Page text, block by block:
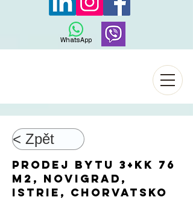
WhatsApp
< Zpět
Prodej bytu 3+kk 76
m2, Novigrad,
Istrie, Chorvatsko